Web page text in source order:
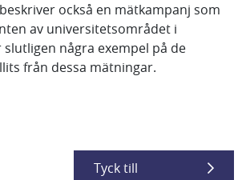
också en mätkampanj som
av universitetsområdet i
slutligen några exempel på de
från dessa mätningar.
Tyck till